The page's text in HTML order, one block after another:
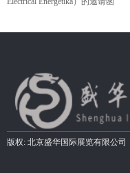
版权: 北京盛华国际展览有限公司